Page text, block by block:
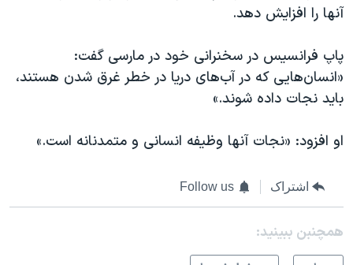
آنها را افزایش دهد.
پاپ فرانسیس در سخنرانی خود در مارسی گفت:
«انسان‌هایی که در آب‌های دریا در خطر غرق شدن هستند،
باید نجات داده شوند.»
او افزود: «نجات آنها وظیفه انسانی و متمدنانه است.»
اشتراک Follow us
همچنبن ببینید: